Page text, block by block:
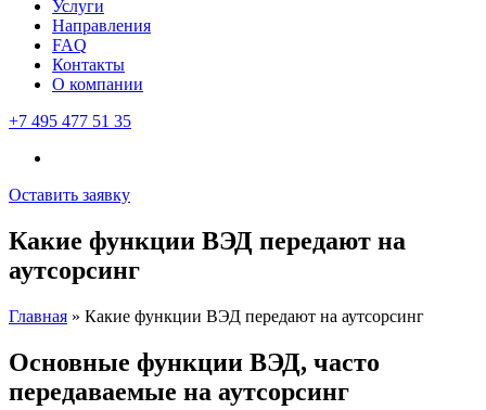
Услуги
Направления
FAQ
Контакты
О компании
+7 495 477 51 35
Оставить заявку
Какие функции ВЭД передают на
аутсорсинг
Главная » Какие функции ВЭД передают на аутсорсинг
Основные функции ВЭД, часто
передаваемые на аутсорсинг